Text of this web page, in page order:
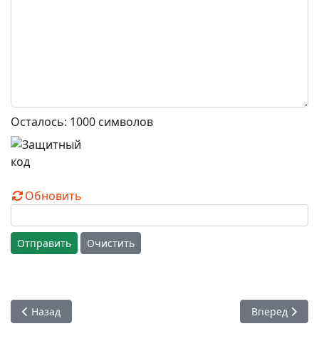
Осталось: 1000 символов
Обновить
Отправить Очистить
Предыдущий: Гопал Кришна Госвами об Аиндре прабху
Назад Следующий:
Вперед